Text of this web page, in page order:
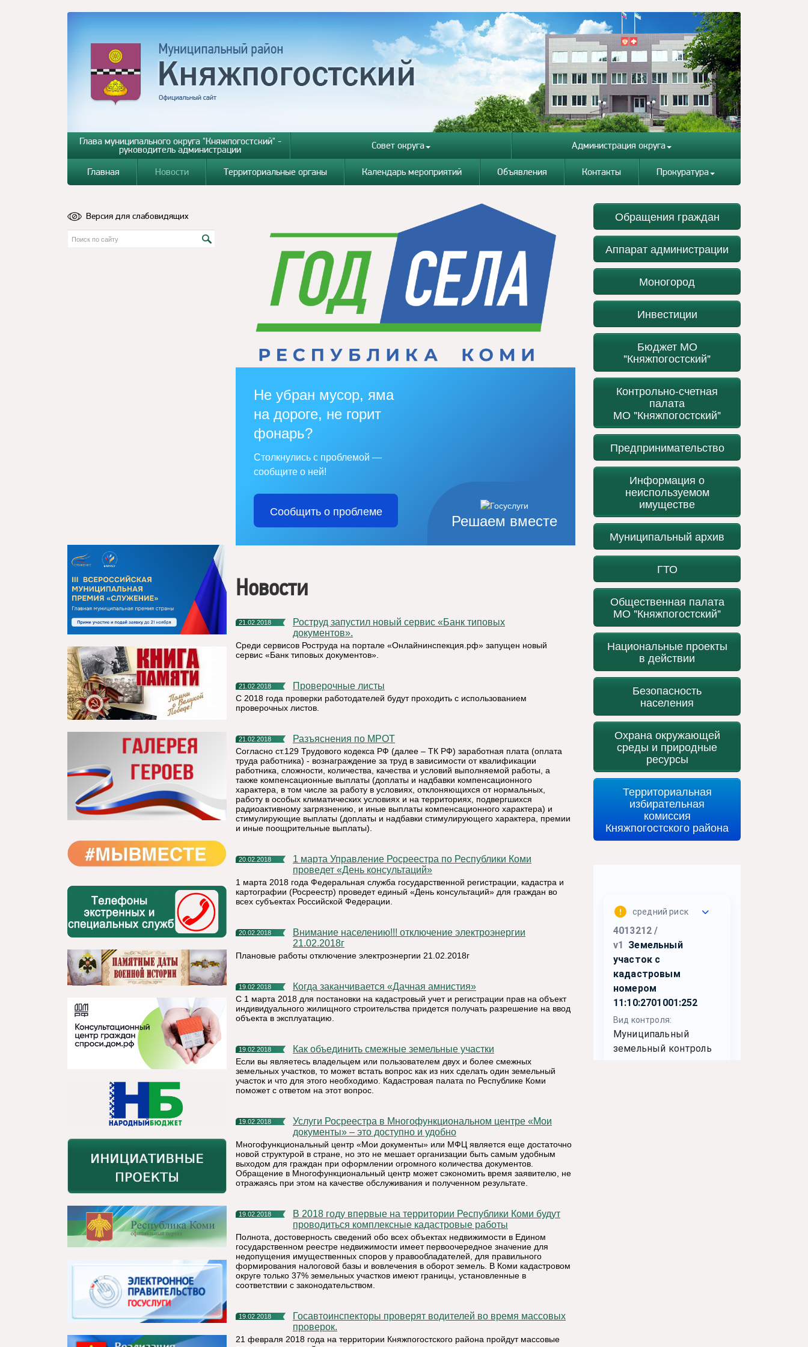
Глава муниципального округа "Княжпогостский" -
руководитель администрации Совет округа Администрация округа
Главная Новости Территориальные органы Календарь мероприятий Объявления Контакты Прокуратура
Версия для слабовидящих
Решаем вместе
Не убран мусор, яма
на дороге, не горит
фонарь?
Столкнулись с проблемой —
сообщите о ней!
Сообщить о проблеме
Новости
21.02.2018
Роструд запустил новый сервис «Банк типовых
документов».
Среди сервисов Роструда на портале «Онлайнинспекция.рф» запущен новый
сервис «Банк типовых документов».
21.02.2018 Проверочные листы
С 2018 года проверки работодателей будут проходить с использованием
проверочных листов.
21.02.2018 Разъяснения по МРОТ
Согласно ст.129 Трудового кодекса РФ (далее – ТК РФ) заработная плата (оплата
труда работника) - вознаграждение за труд в зависимости от квалификации
работника, сложности, количества, качества и условий выполняемой работы, а
также компенсационные выплаты (доплаты и надбавки компенсационного
характера, в том числе за работу в условиях, отклоняющихся от нормальных,
работу в особых климатических условиях и на территориях, подвергшихся
радиоактивному загрязнению, и иные выплаты компенсационного характера) и
стимулирующие выплаты (доплаты и надбавки стимулирующего характера, премии
и иные поощрительные выплаты).
20.02.2018
1 марта Управление Росреестра по Республики Коми
проведет «День консультаций»
1 марта 2018 года Федеральная служба государственной регистрации, кадастра и
картографии (Росреестр) проведет единый «День консультаций» для граждан во
всех субъектах Российской Федерации.
20.02.2018
Внимание населению!!! отключение электроэнергии
21.02.2018г
Плановые работы отключение электроэнергии 21.02.2018г
19.02.2018 Когда заканчивается «Дачная амнистия»
С 1 марта 2018 для постановки на кадастровый учет и регистрации прав на объект
индивидуального жилищного строительства придется получать разрешение на ввод
объекта в эксплуатацию.
19.02.2018 Как объединить смежные земельные участки
Если вы являетесь владельцем или пользователем двух и более смежных
земельных участков, то может встать вопрос как из них сделать один земельный
участок и что для этого необходимо. Кадастровая палата по Республике Коми
поможет с ответом на этот вопрос.
19.02.2018
Услуги Росреестра в Многофункциональном центре «Мои
документы» – это доступно и удобно
Многофункциональный центр «Мои документы» или МФЦ является еще достаточно
новой структурой в стране, но это не мешает организации быть самым удобным
выходом для граждан при оформлении огромного количества документов.
Обращение в Многофункциональный центр может сэкономить время заявителю, не
отражаясь при этом на качестве обслуживания и полученном результате.
19.02.2018
В 2018 году впервые на территории Республики Коми будут
проводиться комплексные кадастровые работы
Полнота, достоверность сведений обо всех объектах недвижимости в Едином
государственном реестре недвижимости имеет первоочередное значение для
недопущения имущественных споров у правообладателей, для правильного
формирования налоговой базы и вовлечения в оборот земель. В Коми кадастровом
округе только 37% земельных участков имеют границы, установленные в
соответствии с законодательством.
19.02.2018
Госавтоинспекторы проверят водителей во время массовых
проверок.
21 февраля 2018 года на территории Княжпогостского района пройдут массовые
Обращения граждан
Аппарат администрации
Моногород
Инвестиции
Бюджет МО
"Княжпогостский"
Контрольно-счетная
палата
МО "Княжпогостский"
Предпринимательство
Информация о
неиспользуемом
имуществе
Муниципальный архив
ГТО
Общественная палата
МО "Княжпогостский"
Национальные проекты
в действии
Безопасность
населения
Охрана окружающей
среды и природные
ресурсы
Территориальная
избирательная
комиссия
Княжпогостского района